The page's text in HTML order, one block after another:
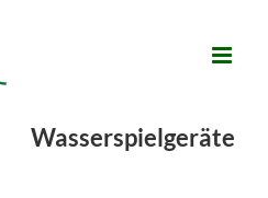
Wasserspielgeräte